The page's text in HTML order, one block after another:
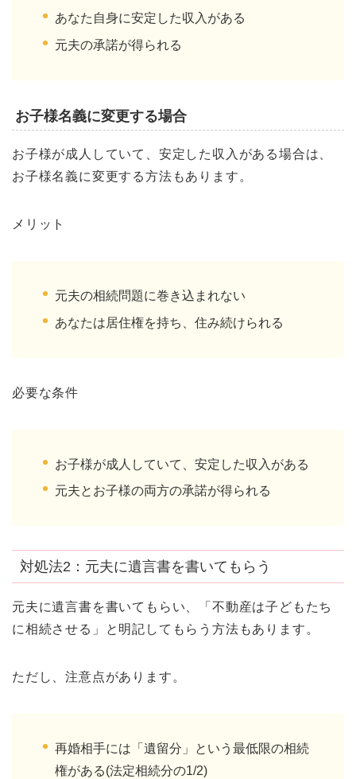
あなた自身に安定した収入がある
元夫の承諾が得られる
お子様名義に変更する場合
お子様が成人していて、安定した収入がある場合は、
お子様名義に変更する方法もあります。
メリット
元夫の相続問題に巻き込まれない
あなたは居住権を持ち、住み続けられる
必要な条件
お子様が成人していて、安定した収入がある
元夫とお子様の両方の承諾が得られる
対処法2：元夫に遺言書を書いてもらう
元夫に遺言書を書いてもらい、「不動産は子どもたち
に相続させる」と明記してもらう方法もあります。
ただし、注意点があります。
再婚相手には「遺留分」という最低限の相続
権がある(法定相続分の1/2)